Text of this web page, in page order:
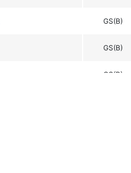
GS(B)
GS(B)
GS(B)